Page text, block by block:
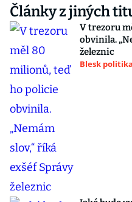
Články z jiných
V trezoru
obvinila.
železnic
Blesk politika